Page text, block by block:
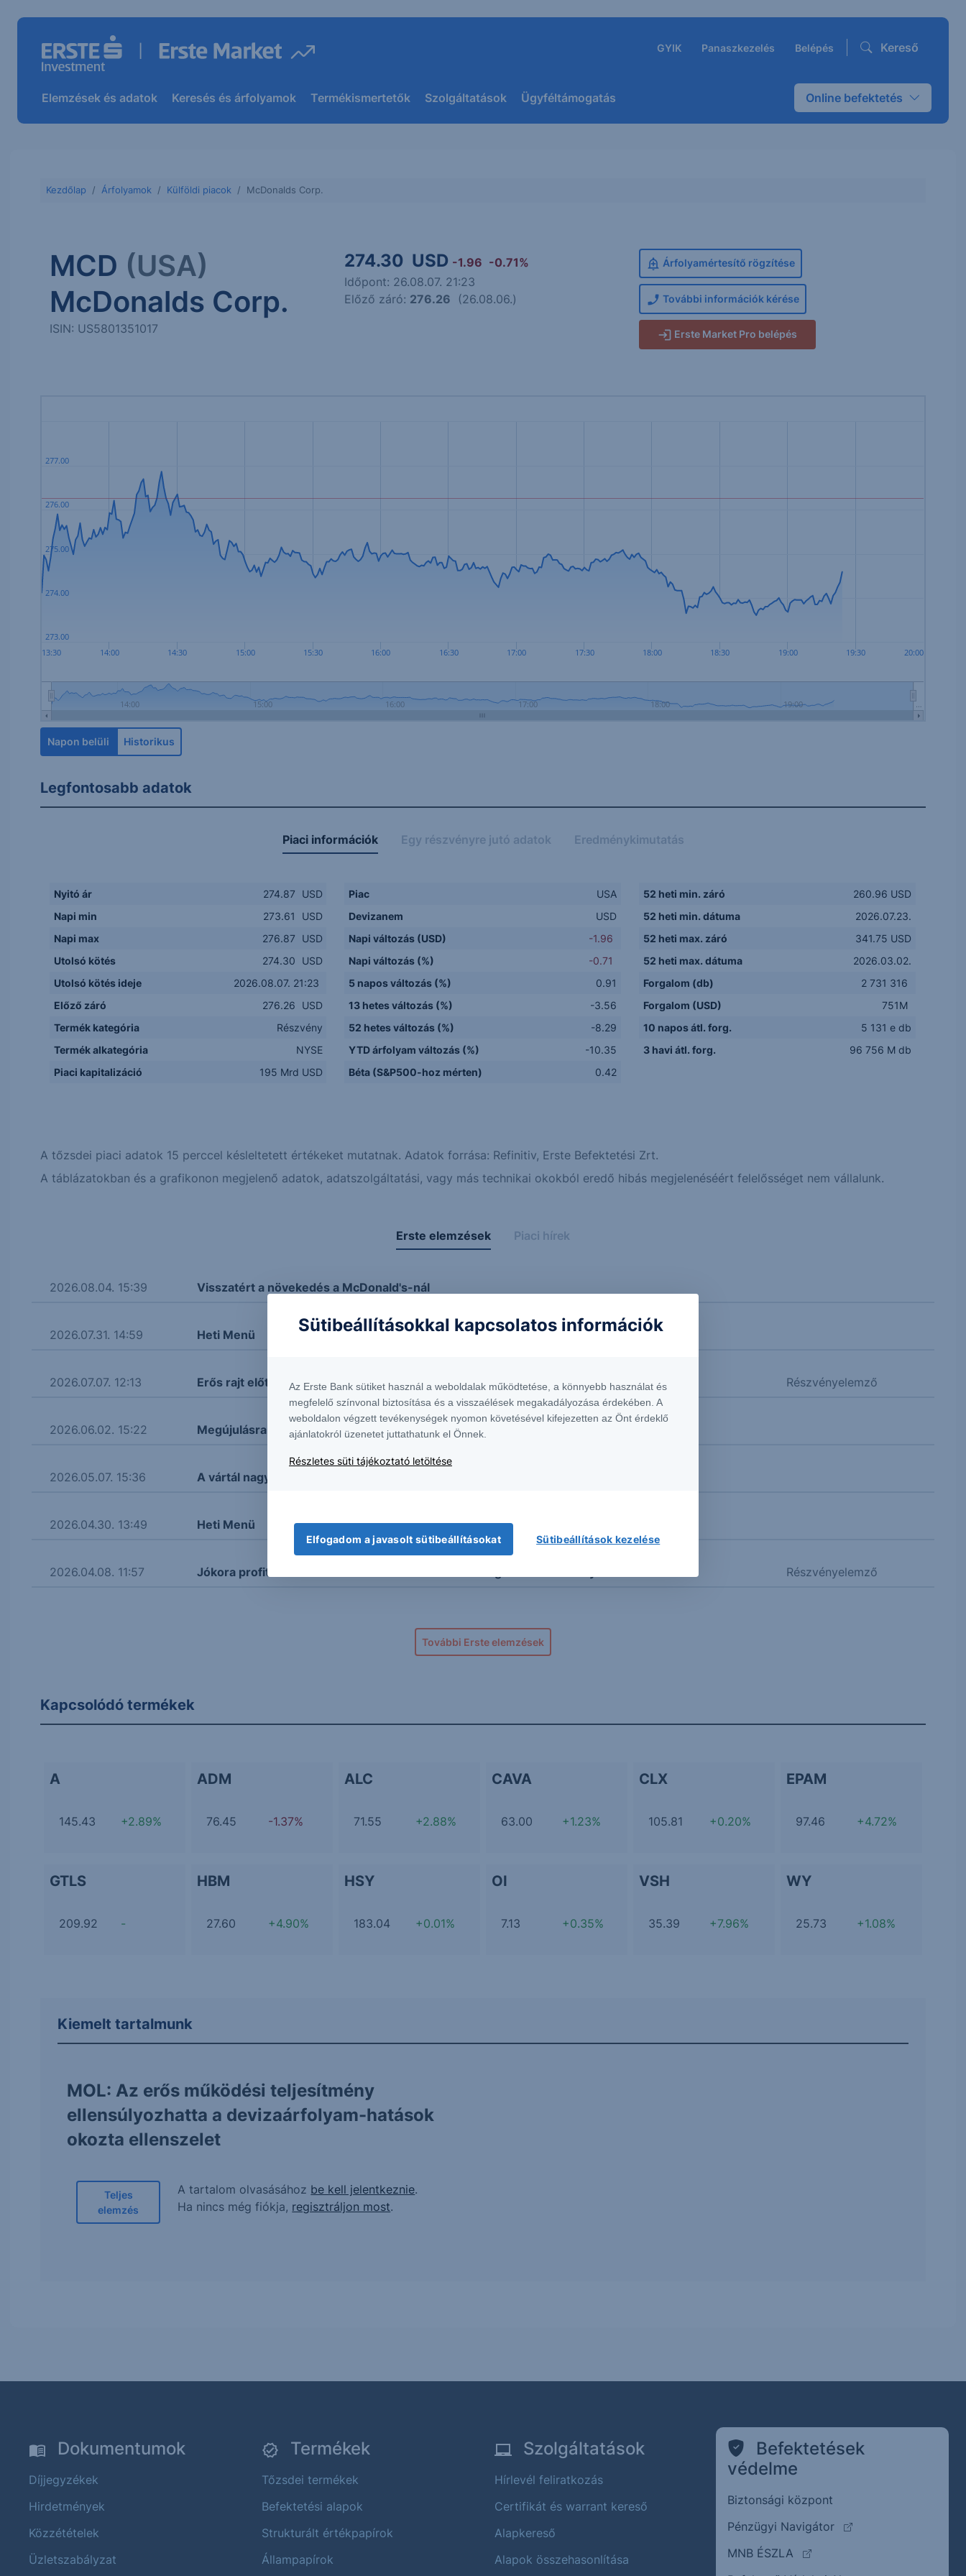
GYIK Panaszkezelés Belépés Kereső
Elemzések és adatok Keresés és árfolyamok Termékismertetők Szolgáltatások Ügyféltámogatás Online befektetés
Kezdőlap Árfolyamok Külföldi piacok McDonalds Corp.
MCD (USA)
McDonalds Corp.
ISIN: US5801351017
274.30 USD -1.96 -0.71%
Időpont: 26.08.07. 21:23
Előző záró: 276.26 (26.08.06.)
Árfolyamértesítő rögzítése
További információk kérése
Erste Market Pro belépés
13:30 14:00 14:30 15:00 15:30 16:00 16:30 17:00 17:30 18:00 18:30 19:00 19:30 20:00
14:00 15:00 16:00 17:00 18:00 19:00 …
273.00
274.00
275.00
276.00
277.00
Napon belüli Historikus
Legfontosabb adatok
Piaci információk Egy részvényre jutó adatok Eredménykimutatás
Nyitó ár 274.87
USD
Napi min
273.61
USD
Napi max
276.87
USD
Utolsó kötés
274.30
USD
Utolsó kötés ideje
2026.08.07. 21:23
Előző záró
276.26
USD
Termék kategória
Részvény
Termék alkategória
NYSE
Piaci kapitalizáció
195 Mrd USD
Piac
USA
Devizanem
USD
Napi változás (USD)
-1.96
Napi változás (%)
-0.71
5 napos változás (%)
0.91
13 hetes változás (%)
-3.56
52 hetes változás (%)
-8.29
YTD árfolyam változás (%)
-10.35
Béta (S&P500-hoz mérten)
0.42
52 heti min. záró
260.96 USD
52 heti min. dátuma
2026.07.23.
52 heti max. záró
341.75 USD
52 heti max. dátuma
2026.03.02.
Forgalom (db)
2 731 316
Forgalom (USD)
751M
10 napos átl. forg.
5 131 e db
3 havi átl. forg.
96 756 M db
A tőzsdei piaci adatok 15 perccel késleltetett értékeket mutatnak. Adatok forrása: Refinitiv, Erste Befektetési Zrt.
A táblázatokban és a grafikonon megjelenő adatok, adatszolgáltatási, vagy más technikai okokból eredő hibás megjelenéséért felelősséget nem vállalunk.
Erste elemzések Piaci hírek
2026.08.04. 15:39 Visszatért a növekedés a McDonald's-nál
2026.07.31. 14:59 Heti Menü
2026.07.07. 12:13 Erős rajt előtt az amerikai gyorsjelentési szezon Részvényelemző
2026.06.02. 15:22 Megújulásra készül a McDonald’s
2026.05.07. 15:36 A vártál nagyobb növekedés a McDonalds-tól
2026.04.30. 13:49 Heti Menü
2026.04.08. 11:57 Jókora profitnövekedésre számítanak az amerikai cégek a háború árnyékában Részvényelemző
További Erste elemzések
Kapcsolódó termékek
A
145.43 +2.89%
ADM
76.45 -1.37%
ALC
71.55 +2.88%
CAVA
63.00 +1.23%
CLX
105.81 +0.20%
EPAM
97.46 +4.72%
GTLS
209.92 -
HBM
27.60 +4.90%
HSY
183.04 +0.01%
OI
7.13 +0.35%
VSH
35.39 +7.96%
WY
25.73 +1.08%
Kiemelt tartalmunk
MOL: Az erős működési teljesítmény
ellensúlyozhatta a devizaárfolyam-hatások
okozta ellenszelet
Teljes
elemzés
A tartalom olvasásához be kell jelentkeznie.
Ha nincs még fiókja, regisztráljon most.
Dokumentumok
Díjjegyzékek
Hirdetmények
Közzétételek
Üzletszabályzat
Termékek
Tőzsdei termékek
Befektetési alapok
Strukturált értékpapírok
Állampapírok
Szolgáltatások
Hírlevél feliratkozás
Certifikát és warrant kereső
Alapkereső
Alapok összehasonlítása
Befektetések
védelme
Biztonsági központ
Pénzügyi Navigátor
(külső oldalra ugrik)
MNB ÉSZLA
(külső oldalra ugrik)
Sütibeállításokkal kapcsolatos információk
Az Erste Bank sütiket használ a weboldalak működtetése, a könnyebb használat és
megfelelő színvonal biztosítása és a visszaélések megakadályozása érdekében. A
weboldalon végzett tevékenységek nyomon követésével kifejezetten az Önt érdeklő
ajánlatokról üzenetet juttathatunk el Önnek.
Részletes süti tájékoztató letöltése
Elfogadom a javasolt sütibeállításokat Sütibeállítások kezelése